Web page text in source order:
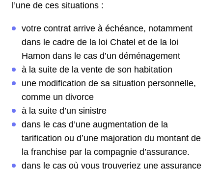
l’une de ces situations :
votre contrat arrive à échéance, notamment
dans le cadre de la loi Chatel et de la loi
Hamon dans le cas d’un déménagement
à la suite de la vente de son habitation
une modification de sa situation personnelle,
comme un divorce
à la suite d’un sinistre
dans le cas d’une augmentation de la
tarification ou d’une majoration du montant de
la franchise par la compagnie d’assurance.
dans le cas où vous trouveriez une assurance